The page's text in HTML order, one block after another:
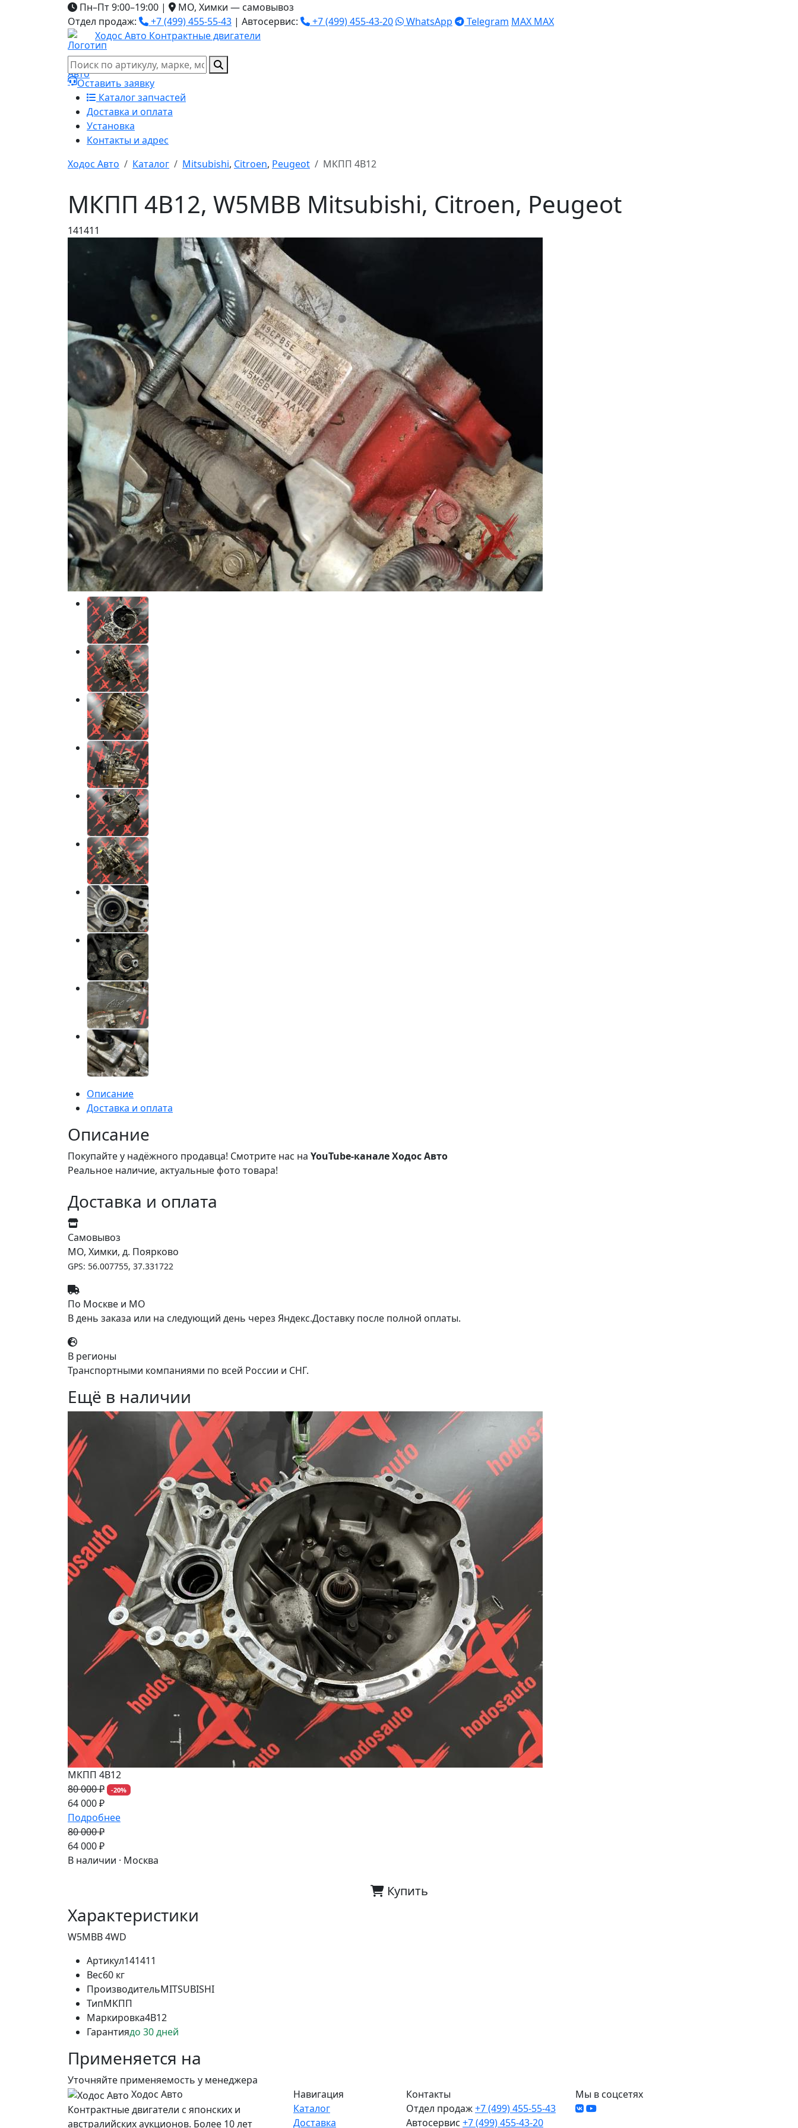
Пн–Пт 9:00–19:00 |
МО, Химки — самовывоз
Отдел продаж:
+7 (499) 455-55-43 | Автосервис: +7 (499) 455-43-20 WhatsApp Telegram MAX MAX
Ходос Авто Контрактные двигатели
Оставить заявку
Каталог запчастей
Доставка и оплата
Установка
Контакты и адрес
Ходос Авто
Каталог Mitsubishi, Citroen, Peugeot МКПП 4B12
МКПП 4B12, W5MBB Mitsubishi, Citroen, Peugeot
141411
Описание
Доставка и оплата
Описание
Покупайте у надёжного продавца! Смотрите нас на YouTube-канале Ходос Авто
Реальное наличие, актуальные фото товара!
Доставка и оплата
Самовывоз
МО, Химки, д. Поярково
GPS: 56.007755, 37.331722
По Москве и МО
В день заказа или на следующий день через Яндекс.Доставку после полной оплаты.
В регионы
Транспортными компаниями по всей России и СНГ.
Ещё в наличии
МКПП 4B12
80 000 ₽
-20%
64 000 ₽
Подробнее
80 000 ₽
64 000 ₽
В наличии · Москва
Купить
Характеристики
W5MBB 4WD
Артикул141411
Вес60 кг
ПроизводительMITSUBISHI
ТипМКПП
Маркировка4B12
Гарантиядо 30 дней
Применяется на
Уточняйте применяемость у менеджера
Ходос Авто
Контрактные двигатели с японских и
австралийских аукционов. Более 10 лет
Навигация
Каталог
Доставка
Контакты
Отдел продаж+7 (499) 455-55-43
Автосервис +7 (499) 455-43-20
Мы в соцсетях